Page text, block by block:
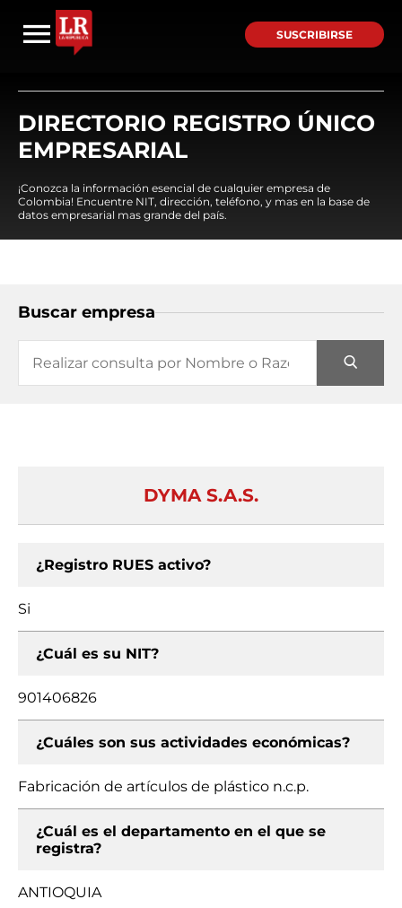
SUSCRIBIRSE
DIRECTORIO REGISTRO ÚNICO
EMPRESARIAL
¡Conozca la información esencial de cualquier empresa de
Colombia! Encuentre NIT, dirección, teléfono, y mas en la base de
datos empresarial mas grande del país.
Buscar empresa
DYMA S.A.S.
¿Registro RUES activo?
Si
¿Cuál es su NIT?
901406826
¿Cuáles son sus actividades económicas?
Fabricación de artículos de plástico n.c.p.
¿Cuál es el departamento en el que se
registra?
ANTIOQUIA